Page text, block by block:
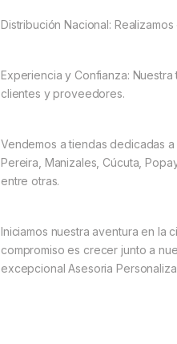
Distribución Nacional:
Experiencia y Confianza:
clientes y proveedores.
Vendemos a tiendas dedicadas
Pereira, Manizales, Cúcuta,
entre otras.
Iniciamos nuestra aventura en la
compromiso es crecer junto a
excepcional Asesoria